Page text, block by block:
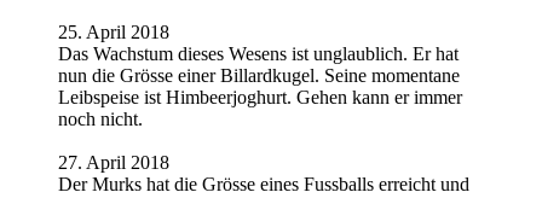
25. April 2018
Das Wachstum dieses Wesens ist unglaublich. Er hat
nun die Grösse einer Billardkugel. Seine momentane
Leibspeise ist Himbeerjoghurt. Gehen kann er immer
noch nicht.
27. April 2018
Der Murks hat die Grösse eines Fussballs erreicht und